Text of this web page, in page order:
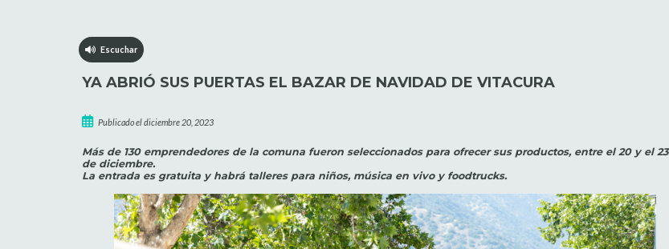
Escuchar
YA ABRIÓ SUS PUERTAS EL BAZAR DE NAVIDAD DE VITACURA
Publicado el diciembre 20, 2023
Más de 130 emprendedores de la comuna fueron seleccionados para ofrecer sus productos, entre el 20 y el 23
de diciembre.
La entrada es gratuita y habrá talleres para niños, música en vivo y foodtrucks.